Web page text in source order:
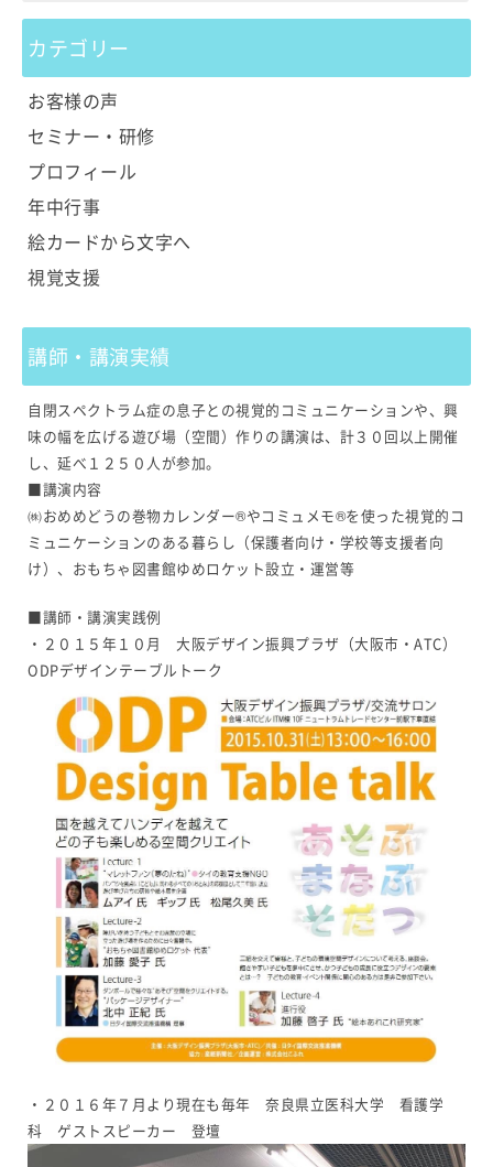
カテゴリー
お客様の声
セミナー・研修
プロフィール
年中行事
絵カードから文字へ
視覚支援
講師・講演実績
自閉スペクトラム症の息子との視覚的コミュニケーションや、興
味の幅を広げる遊び場（空間）作りの講演は、計３０回以上開催
し、延べ１２５０人が参加。
■講演内容
㈱おめめどうの巻物カレンダー®やコミュメモ®を使った視覚的コ
ミュニケーションのある暮らし（保護者向け・学校等支援者向
け）、おもちゃ図書館ゆめロケット設立・運営等
■講師・講演実践例
・２０１５年１０月 大阪デザイン振興プラザ（大阪市・ATC）
ODPデザインテーブルトーク
・２０１６年７月より現在も毎年 奈良県立医科大学 看護学
科 ゲストスピーカー 登壇